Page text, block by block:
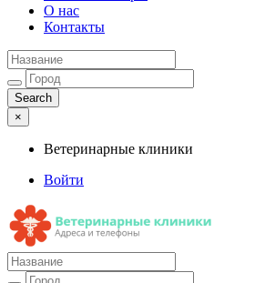
О нас
Контакты
×
Ветеринарные клиники
Войти
Ветеринарные клиники
Адреса и телефоны